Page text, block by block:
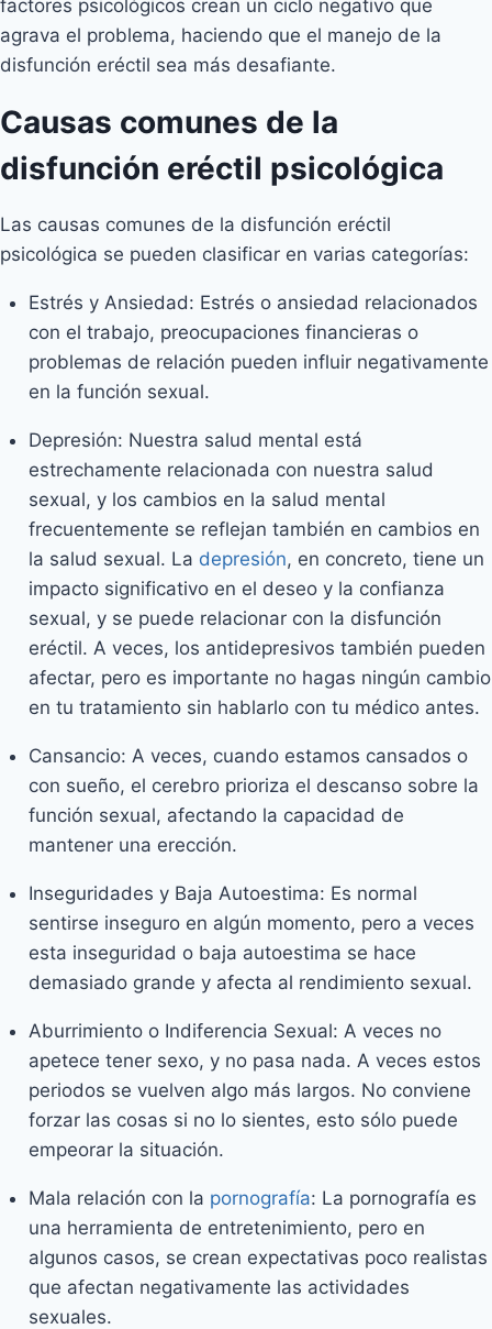
factores psicológicos crean un ciclo negativo que
agrava el problema, haciendo que el manejo de la
disfunción eréctil sea más desafiante.
Causas comunes de la
disfunción eréctil psicológica
Las causas comunes de la disfunción eréctil
psicológica se pueden clasificar en varias categorías:
Estrés y Ansiedad: Estrés o ansiedad relacionados
con el trabajo, preocupaciones financieras o
problemas de relación pueden influir negativamente
en la función sexual.
Depresión: Nuestra salud mental está
estrechamente relacionada con nuestra salud
sexual, y los cambios en la salud mental
frecuentemente se reflejan también en cambios en
la salud sexual. La depresión, en concreto, tiene un
impacto significativo en el deseo y la confianza
sexual, y se puede relacionar con la disfunción
eréctil. A veces, los antidepresivos también pueden
afectar, pero es importante no hagas ningún cambio
en tu tratamiento sin hablarlo con tu médico antes.
Cansancio: A veces, cuando estamos cansados o
con sueño, el cerebro prioriza el descanso sobre la
función sexual, afectando la capacidad de
mantener una erección.
Inseguridades y Baja Autoestima: Es normal
sentirse inseguro en algún momento, pero a veces
esta inseguridad o baja autoestima se hace
demasiado grande y afecta al rendimiento sexual.
Aburrimiento o Indiferencia Sexual: A veces no
apetece tener sexo, y no pasa nada. A veces estos
periodos se vuelven algo más largos. No conviene
forzar las cosas si no lo sientes, esto sólo puede
empeorar la situación.
Mala relación con la pornografía: La pornografía es
una herramienta de entretenimiento, pero en
algunos casos, se crean expectativas poco realistas
que afectan negativamente las actividades
sexuales.